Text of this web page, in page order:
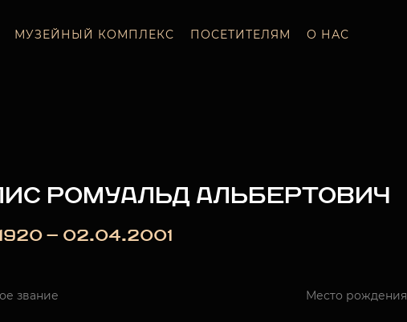
МУЗЕЙНЫЙ КОМПЛЕКС ПОСЕТИТЕЛЯМ О НАС
РОМУАЛЬД АЛЬБЕРТОВИЧ
— 02.04.2001
звание Место рождения